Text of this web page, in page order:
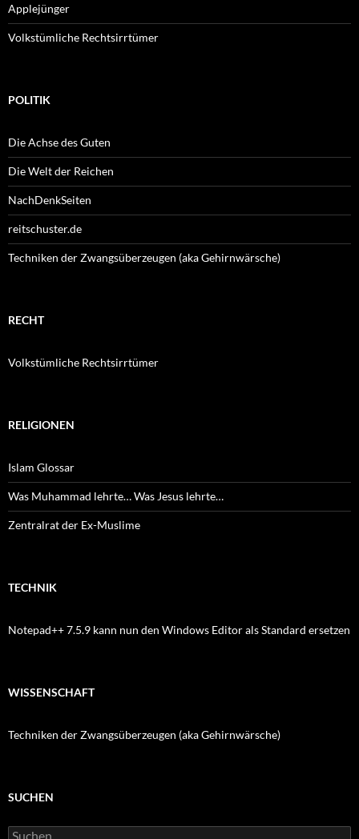
Applejünger
Volkstümliche Rechtsirrtümer
POLITIK
Die Achse des Guten
Die Welt der Reichen
NachDenkSeiten
reitschuster.de
Techniken der Zwangsüberzeugen (aka Gehirnwärsche)
RECHT
Volkstümliche Rechtsirrtümer
RELIGIONEN
Islam Glossar
Was Muhammad lehrte… Was Jesus lehrte…
Zentralrat der Ex-Muslime
TECHNIK
Notepad++ 7.5.9 kann nun den Windows Editor als Standard ersetzen
WISSENSCHAFT
Techniken der Zwangsüberzeugen (aka Gehirnwärsche)
SUCHEN
Suchen